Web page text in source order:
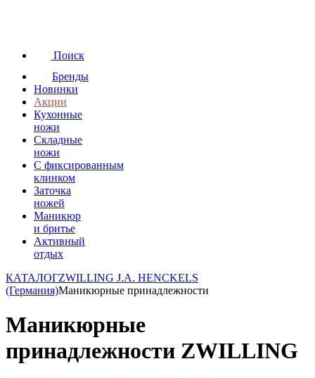
Поиск
Бренды
Новинки
Акции
Кухонные
ножи
Складные
ножи
C фиксированным
клинком
Заточка
ножей
Маникюр
и бритье
Активный
отдых
КАТАЛОГZWILLING J.A. HENCKELS
(Германия)Маникюрные принадлежности
Маникюрные
принадлежности ZWILLING